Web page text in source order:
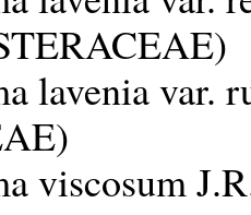
)
lavenia var.
)
viscosum